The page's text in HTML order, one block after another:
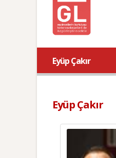
Eyüp Çakır
Eyüp Çakır